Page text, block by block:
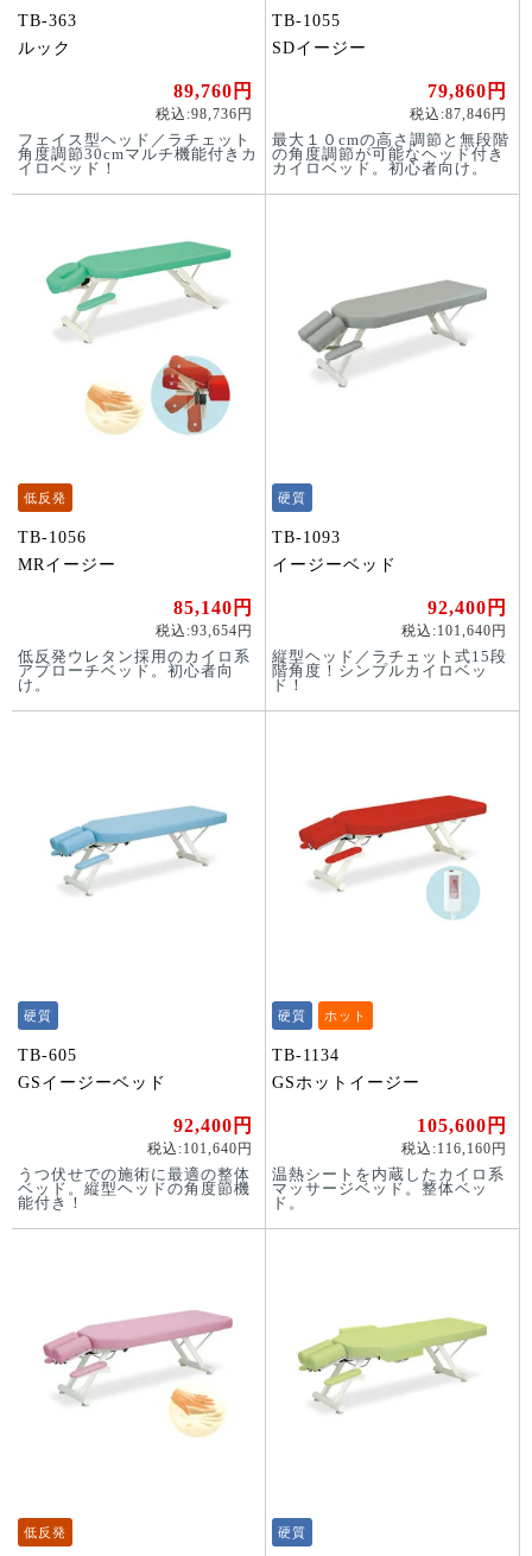
TB-363
ルック
89,760円
税込:98,736円
フェイス型ヘッド／ラチェット
角度調節30cmマルチ機能付きカ
イロベッド！
TB-1055
SDイージー
79,860円
税込:87,846円
最大１０cmの高さ調節と無段階
の角度調節が可能なヘッド付き
カイロベッド。初心者向け。
低反発
TB-1056
MRイージー
85,140円
税込:93,654円
低反発ウレタン採用のカイロ系
アプローチベッド。初心者向
け。
硬質
TB-1093
イージーベッド
92,400円
税込:101,640円
縦型ヘッド／ラチェット式15段
階角度！シンプルカイロベッ
ド！
硬質
TB-605
GSイージーベッド
92,400円
税込:101,640円
うつ伏せでの施術に最適の整体
ベッド。縦型ヘッドの角度節機
能付き！
硬質 ホット
TB-1134
GSホットイージー
105,600円
税込:116,160円
温熱シートを内蔵したカイロ系
マッサージベッド。整体ベッ
ド。
低反発 硬質